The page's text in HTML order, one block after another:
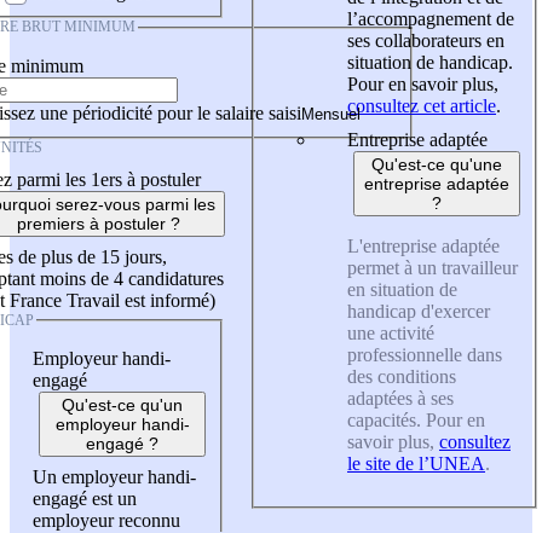
BRUT MINIMUM
minimum
une périodicité pour le salaire saisi
parmi les 1ers à postuler
serez-vous parmi les
premiers à postuler ?
de plus de 15 jours,
moins de 4 candidatures
France Travail est informé)
Employeur handi-
engagé
Qu'est-ce qu'un
employeur handi-
engagé ?
Un employeur handi-
engagé est un
employeur reconnu
l’accompagnement de
ses collaborateurs en
situation de handicap.
Pour en savoir plus,
consultez cet article.
Entreprise adaptée
Qu'est-ce qu'une
entreprise adaptée
?
L'entreprise adaptée
permet à un travailleur
en situation de
handicap d'exercer
une activité
professionnelle dans
des conditions
adaptées à ses
capacités. Pour en
savoir plus, consultez
le site de l’UNEA.